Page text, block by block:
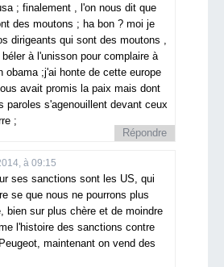
; finalement , l'on nous dit que
des moutons ; ha bon ? moi je
dirigeants qui sont des moutons ,
à l'unisson pour complaire à
obama ;j'ai honte de cette europe
avait promis la paix mais dont
paroles s'agenouillent devant ceux
;
Répondre
à 09:15
ses sanctions sont les US, qui
se que nous ne pourrons plus
bien sur plus chère et de moindre
l'histoire des sanctions contre
maintenant on vend des